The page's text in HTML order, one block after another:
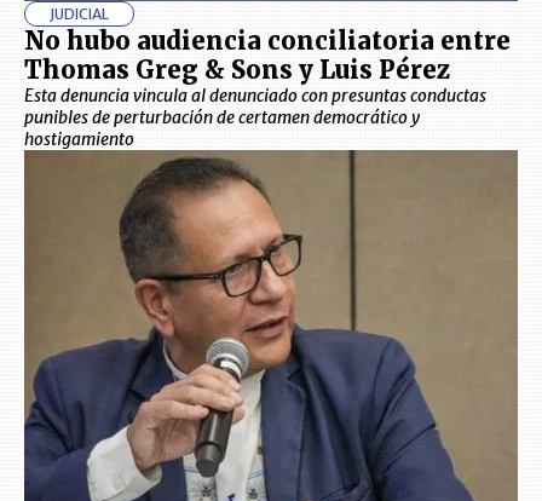
JUDICIAL
No hubo audiencia conciliatoria entre
Thomas Greg & Sons y Luis Pérez
Esta denuncia vincula al denunciado con presuntas conductas
punibles de perturbación de certamen democrático y
hostigamiento